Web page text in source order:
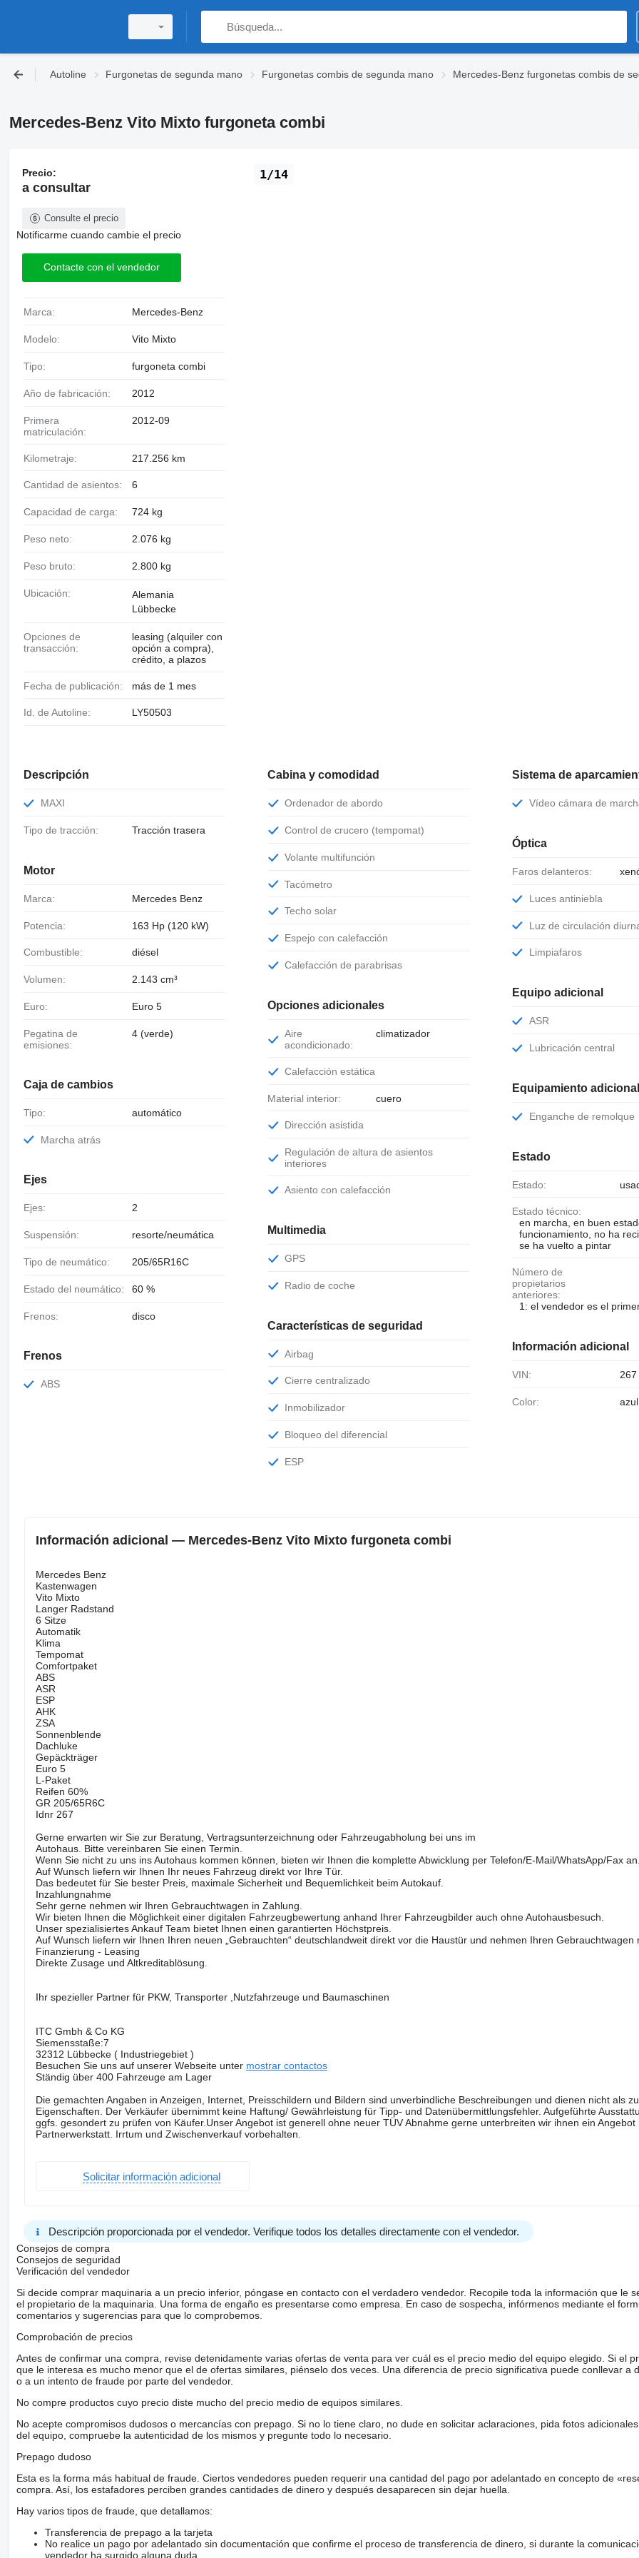
Autoline Furgonetas de segunda mano Furgonetas combis de segunda mano Mercedes-Benz furgonetas combis de
Mercedes-Benz Vito Mixto furgoneta combi
1/14
Precio:
a consultar
Consulte el precio
Notificarme cuando cambie el precio
Contacte con el vendedor
Marca: Mercedes-Benz
Modelo: Vito Mixto
Tipo: furgoneta combi
Año de fabricación: 2012
Primera
matriculación:
2012-09
Kilometraje: 217.256 km
Cantidad de asientos: 6
Capacidad de carga: 724 kg
Peso neto: 2.076 kg
Peso bruto: 2.800 kg
Ubicación:
Alemania
Lübbecke
Opciones de
transacción:
leasing (alquiler con
opción a compra),
crédito, a plazos
Fecha de publicación: más de 1 mes
Id. de Autoline: LY50503
Descripción
MAXI
Tipo de tracción: Tracción trasera
Motor
Marca: Mercedes Benz
Potencia: 163 Hp (120 kW)
Combustible: diésel
Volumen: 2.143 cm³
Euro: Euro 5
Pegatina de
emisiones:
4 (verde)
Caja de cambios
Tipo: automático
Marcha atrás
Ejes
Ejes: 2
Suspensión: resorte/neumática
Tipo de neumático: 205/65R16C
Estado del neumático: 60 %
Frenos: disco
Frenos
ABS
Cabina y comodidad
Ordenador de abordo
Control de crucero (tempomat)
Volante multifunción
Tacómetro
Techo solar
Espejo con calefacción
Calefacción de parabrisas
Opciones adicionales
Aire
acondicionado:
climatizador
Calefacción estática
Material interior: cuero
Dirección asistida
Regulación de altura de asientos
interiores
Asiento con calefacción
Multimedia
GPS
Radio de coche
Características de seguridad
Airbag
Cierre centralizado
Inmobilizador
Bloqueo del diferencial
ESP
Sistema de
Vídeo cámara de
Óptica
Faros delanteros:
Luces antiniebla
Luz de circulación
Limpiafaros
Equipo adicional
ASR
Lubricación central
Equipamiento adicional
Enganche de remolque
Estado
Estado:
Estado técnico:
en marcha, en buen
funcionamiento, no ha
se ha vuelto a pintar
Número de
propietarios
anteriores:
1: el vendedor es el
Información adicional
VIN: 267
Color:
Información adicional — Mercedes-Benz Vito Mixto furgoneta combi
Mercedes Benz
Kastenwagen
Vito Mixto
Langer Radstand
6 Sitze
Automatik
Klima
Tempomat
Comfortpaket
ABS
ASR
ESP
AHK
ZSA
Sonnenblende
Dachluke
Gepäckträger
Euro 5
L-Paket
Reifen 60%
GR 205/65R6C
Idnr 267
Gerne erwarten wir Sie zur Beratung, Vertragsunterzeichnung oder Fahrzeugabholung bei uns im
Autohaus. Bitte vereinbaren Sie einen Termin.
Wenn Sie nicht zu uns ins Autohaus kommen können, bieten wir Ihnen die komplette Abwicklung per Telefon/E-Mail/WhatsApp/Fax
Auf Wunsch liefern wir Ihnen Ihr neues Fahrzeug direkt vor Ihre Tür.
Das bedeutet für Sie bester Preis, maximale Sicherheit und Bequemlichkeit beim Autokauf.
Inzahlungnahme
Sehr gerne nehmen wir Ihren Gebrauchtwagen in Zahlung.
Wir bieten Ihnen die Möglichkeit einer digitalen Fahrzeugbewertung anhand Ihrer Fahrzeugbilder auch ohne Autohausbesuch.
Unser spezialisiertes Ankauf Team bietet Ihnen einen garantierten Höchstpreis.
Auf Wunsch liefern wir Ihnen Ihren neuen „Gebrauchten“ deutschlandweit direkt vor die Haustür und nehmen Ihren Gebrauchtwagen
Finanzierung - Leasing
Direkte Zusage und Altkreditablösung.
Ihr spezieller Partner für PKW, Transporter ,Nutzfahrzeuge und Baumaschinen
ITC Gmbh & Co KG
Siemensstaße:7
32312 Lübbecke ( Industriegebiet )
Besuchen Sie uns auf unserer Webseite unter mostrar contactos
Ständig über 400 Fahrzeuge am Lager
Die gemachten Angaben in Anzeigen, Internet, Preisschildern und Bildern sind unverbindliche Beschreibungen und dienen nicht als
Eigenschaften. Der Verkäufer übernimmt keine Haftung/ Gewährleistung für Tipp- und Datenübermittlungsfehler. Aufgeführte
ggfs. gesondert zu prüfen von Käufer.Unser Angebot ist generell ohne neuer TÜV Abnahme gerne unterbreiten wir ihnen ein Angebot
Partnerwerkstatt. Irrtum und Zwischenverkauf vorbehalten.
Solicitar información adicional
Descripción proporcionada por el vendedor. Verifique todos los detalles directamente con el vendedor.
Consejos de compra
Consejos de seguridad
Verificación del vendedor
Si decide comprar maquinaria a un precio inferior, póngase en contacto con el verdadero vendedor. Recopile toda la información que le
el propietario de la maquinaria. Una forma de engaño es presentarse como empresa. En caso de sospecha, infórmenos mediante el
comentarios y sugerencias para que lo comprobemos.
Comprobación de precios
Antes de confirmar una compra, revise detenidamente varias ofertas de venta para ver cuál es el precio medio del equipo elegido. Si el
que le interesa es mucho menor que el de ofertas similares, piénselo dos veces. Una diferencia de precio significativa puede conllevar a
o a un intento de fraude por parte del vendedor.
No compre productos cuyo precio diste mucho del precio medio de equipos similares.
No acepte compromisos dudosos o mercancías con prepago. Si no lo tiene claro, no dude en solicitar aclaraciones, pida fotos
del equipo, compruebe la autenticidad de los mismos y pregunte todo lo necesario.
Prepago dudoso
Esta es la forma más habitual de fraude. Ciertos vendedores pueden requerir una cantidad del pago por adelantado en concepto de
compra. Así, los estafadores perciben grandes cantidades de dinero y después desaparecen sin dejar huella.
Hay varios tipos de fraude, que detallamos:
Transferencia de prepago a la tarjeta
No realice un pago por adelantado sin documentación que confirme el proceso de transferencia de dinero, si durante la
vendedor ha surgido alguna duda.